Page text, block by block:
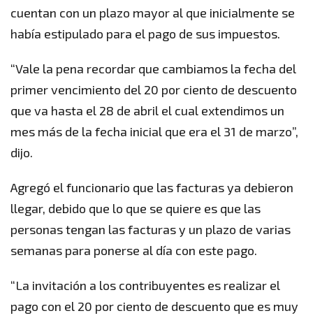
cuentan con un plazo mayor al que inicialmente se
había estipulado para el pago de sus impuestos.
“Vale la pena recordar que cambiamos la fecha del
primer vencimiento del 20 por ciento de descuento
que va hasta el 28 de abril el cual extendimos un
mes más de la fecha inicial que era el 31 de marzo”,
dijo.
Agregó el funcionario que las facturas ya debieron
llegar, debido que lo que se quiere es que las
personas tengan las facturas y un plazo de varias
semanas para ponerse al día con este pago.
“La invitación a los contribuyentes es realizar el
pago con el 20 por ciento de descuento que es muy